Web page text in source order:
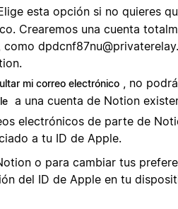
esta opción si no quieres
Crearemos una cuenta
como
mi correo electrónico , no
a una cuenta de Notion
electrónicos de parte de
a tu ID de Apple.
o para cambiar tus
del ID de Apple en tu